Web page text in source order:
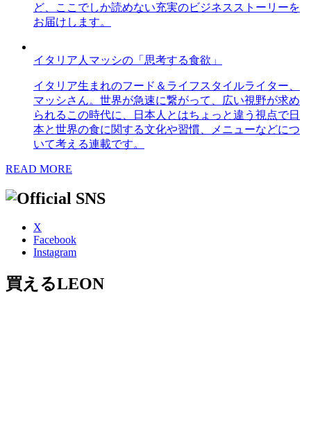
ど、ここでしか読めない充実のビジネスストーリーを
お届けします。
イタリア人マッシの「思考する食欲」
イタリア生まれのフード＆ライフスタイルライター、
マッシさん。世界が急速に繋がって、広い視野が求め
られるこの時代に、日本人とはちょっと違う視点で日
本と世界の食に関する文化や習慣、メニューなどにつ
いて考える連載です。
READ MORE
X
Facebook
Instagram
買えるLEON